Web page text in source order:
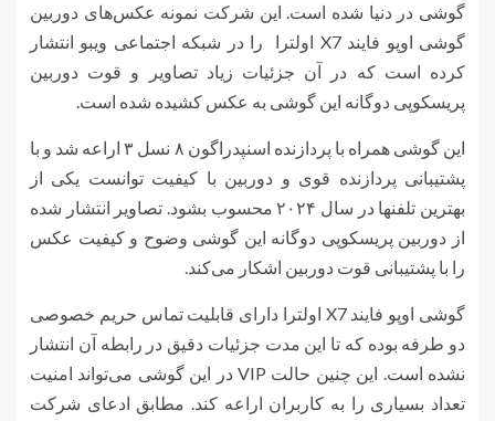
گوشی در دنیا شده است. این شرکت نمونه عکس‌های دوربین
گوشی اوپو فایند X7 اولترا را در شبکه اجتماعی ویبو انتشار
کرده است که در آن جزئیات زیاد تصاویر و قوت دوربین
پریسکوپی دوگانه این گوشی به عکس کشیده شده است.
این گوشی همراه با پردازنده اسنپدراگون ۸ نسل ۳ اراعه شد و با
پشتیبانی پردازنده قوی و دوربین با کیفیت توانست یکی از
بهترین تلفنها در سال ۲۰۲۴ محسوب بشود. تصاویر انتشار شده
از دوربین پریسکوپی دوگانه این گوشی وضوح و کیفیت عکس
را با پشتیبانی قوت دوربین اشکار می‌کند.
گوشی اوپو فایند X7 اولترا دارای قابلیت تماس حریم خصوصی
دو طرفه بوده که تا این مدت جزئیات دقیق در رابطه آن انتشار
نشده است. این چنین حالت VIP در این گوشی می‌تواند امنیت
تعداد بسیاری را به کاربران اراعه کند. مطابق ادعای شرکت